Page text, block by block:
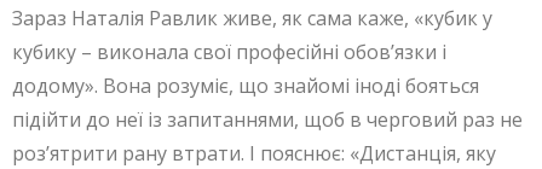
Зараз Наталія Равлик живе, як сама каже, «кубик у
кубику – виконала свої професійні обов’язки і
додому». Вона розуміє, що знайомі іноді бояться
підійти до неї із запитаннями, щоб в черговий раз не
роз’ятрити рану втрати. І пояснює: «Дистанція, яку